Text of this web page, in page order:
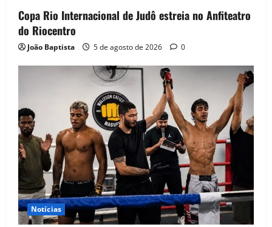
Copa Rio Internacional de Judô estreia no Anfiteatro
do Riocentro
João Baptista 5 de agosto de 2026 0
Notícias